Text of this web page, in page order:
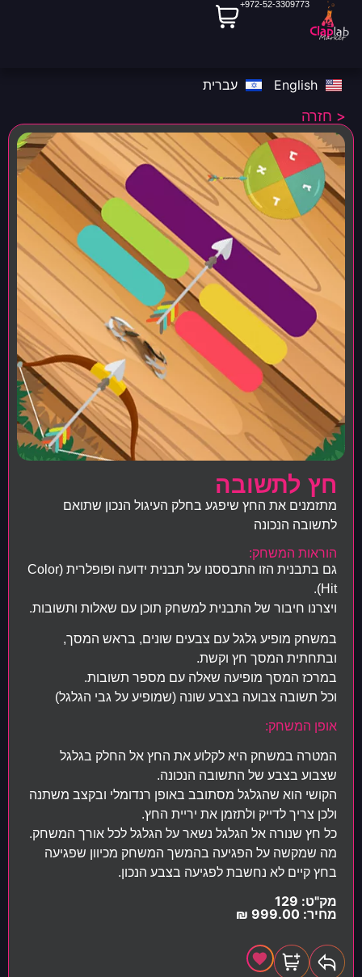
972-52-3309773+
English עברית
< חזרה
חץ לתשובה
מתזמנים את החץ שיפגע בחלק העיגול הנכון שתואם
לתשובה הנכונה
הוראות המשחק:
גם בתבנית הזו התבססנו על תבנית ידועה ופופלרית (Color
Hit).
ויצרנו חיבור של התבנית למשחק תוכן עם שאלות ותשובות.
במשחק מופיע גלגל עם צבעים שונים, בראש המסך,
ובתחתית המסך חץ וקשת.
במרכז המסך מופיעה שאלה עם מספר תשובות.
וכל תשובה צבועה בצבע שונה (שמופיע על גבי הגלגל)
אופן המשחק:
המטרה במשחק היא לקלוע את החץ אל החלק בגלגל
שצבוע בצבע של התשובה הנכונה.
הקושי הוא שהגלגל מסתובב באופן רנדומלי ובקצב משתנה
ולכן צריך לדייק ולתזמן את יריית החץ.
כל חץ שנורה אל הגלגל נשאר על הגלגל לכל אורך המשחק.
מה שמקשה על הפגיעה בהמשך המשחק מכיוון שפגיעה
בחץ קיים לא נחשבת לפגיעה בצבע הנכון.
מק"ט: 129
מחיר: 999.00
₪